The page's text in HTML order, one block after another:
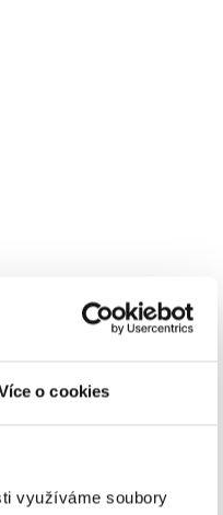
o cookies
využíváme soubory